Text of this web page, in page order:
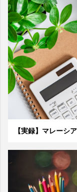
【実録】マレーシ